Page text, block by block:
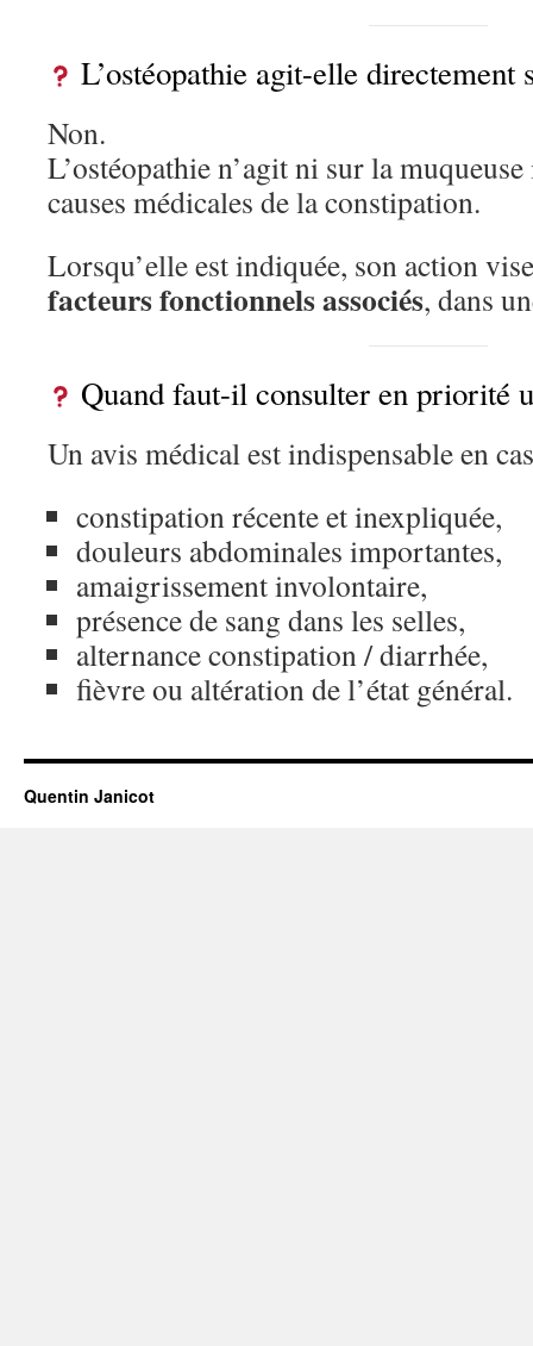
L’ostéopathie agit-elle directement
Non.
L’ostéopathie n’agit ni sur la
causes médicales de la constipation.
Lorsqu’elle est indiquée, son action
facteurs fonctionnels associés, dans
Quand faut-il consulter en priorité
Un avis médical est indispensable en
constipation récente et inexpliquée,
douleurs abdominales importantes,
amaigrissement involontaire,
présence de sang dans les selles,
alternance constipation / diarrhée,
fièvre ou altération de l’état général.
Quentin Janicot